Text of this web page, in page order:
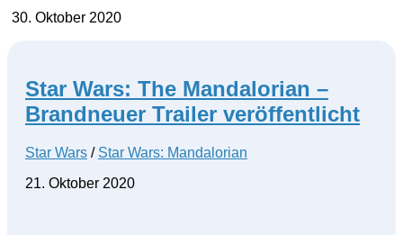
30. Oktober 2020
Star Wars: The Mandalorian –
Brandneuer Trailer veröffentlicht
Star Wars / Star Wars: Mandalorian
21. Oktober 2020